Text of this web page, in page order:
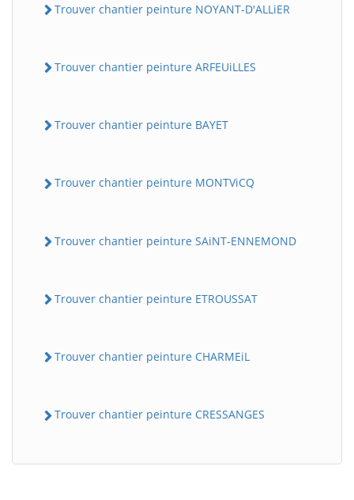
Trouver chantier peinture NOYANT-D'ALLiER
Trouver chantier peinture ARFEUiLLES
Trouver chantier peinture BAYET
Trouver chantier peinture MONTViCQ
Trouver chantier peinture SAiNT-ENNEMOND
Trouver chantier peinture ETROUSSAT
Trouver chantier peinture CHARMEiL
Trouver chantier peinture CRESSANGES